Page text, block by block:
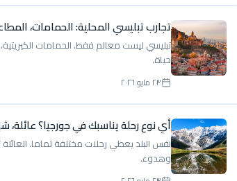
تجارب تبليسي المحلية: الحمامات،
تبليسي ليست معالم فقط. الحمامات
حياة.
٢٣ مايو ٢٠٢٦
أي نوع رحلة يناسبك في جورجيا؟
نفس البلد يعطي رحلات مختلفة تماما.
وهدوء.